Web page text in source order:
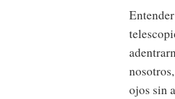
ojos sin